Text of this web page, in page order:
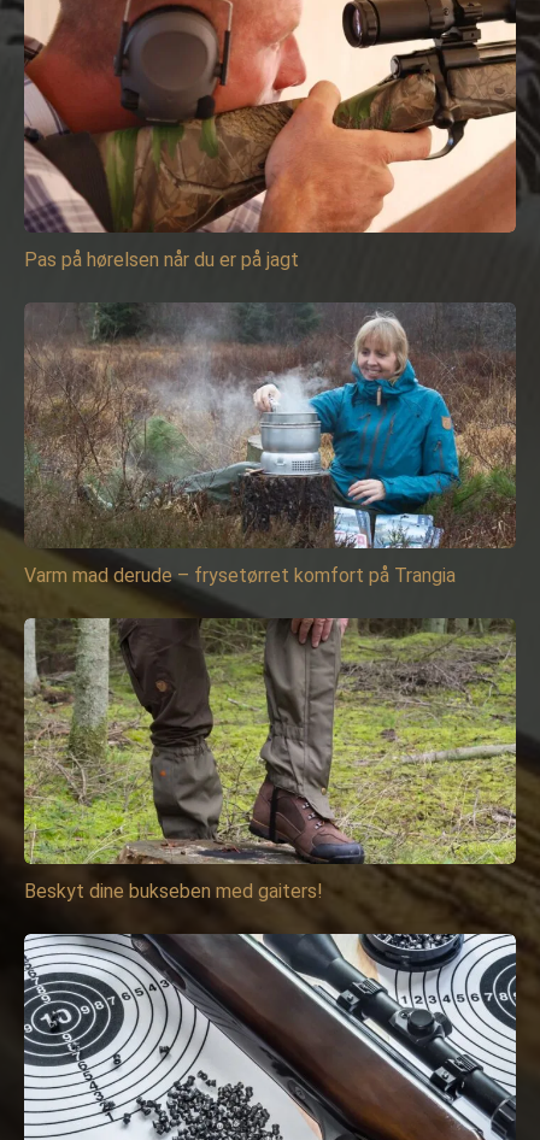
Pas på hørelsen når du er på jagt
Varm mad derude – frysetørret komfort på Trangia
Beskyt dine bukseben med gaiters!